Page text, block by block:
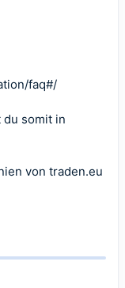
faq#/
somit in
von traden.eu